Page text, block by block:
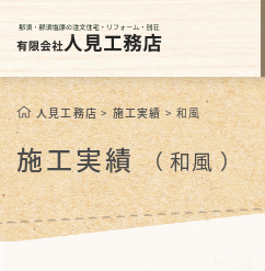
人見工務店>施工実績>和風
施工実績 （ 和風 ）